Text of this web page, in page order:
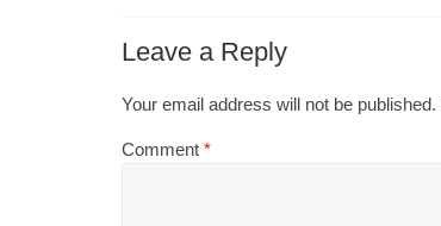
Leave a Reply
Your email address will not be published.
Comment *